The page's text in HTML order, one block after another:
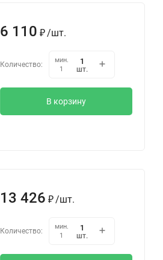
6 110 ₽/шт.
Количество:
мин.
1
шт.
В корзину
13 426 ₽/шт.
Количество:
мин.
1
шт.